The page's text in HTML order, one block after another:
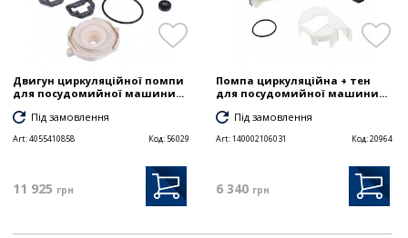
Двигун циркуляційної помпи
для посудомийної машини...
Під замовлення
Art:4055410858 Код:56029
11 925 грн
Помпа циркуляційна + тен
для посудомийної машини...
Під замовлення
Art:140002106031 Код:20964
6 340 грн